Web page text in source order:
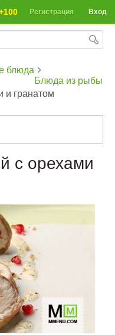
Вход
Регистрация
блюда
Блюда из рыбы
и гранатом
с орехами